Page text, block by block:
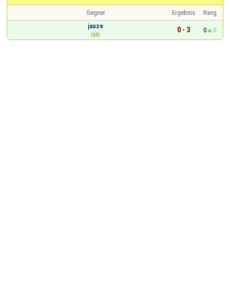
Gegner Ergebnis
Rang
jauze
(66)
0 - 3 0 0